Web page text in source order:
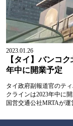
2023.01.26
【タイ】バンコ
年中に開業予定
タイ政府副報道官のテ
クラインは2023年中に
国営交通公社MRTAが